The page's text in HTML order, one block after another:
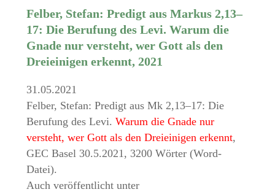
Felber, Stefan: Predigt aus Markus 2,13–
17: Die Berufung des Levi. Warum die
Gnade nur versteht, wer Gott als den
Dreieinigen erkennt, 2021
31.05.2021
Felber, Stefan: Predigt aus Mk 2,13–17: Die
Berufung des Levi. Warum die Gnade nur
versteht, wer Gott als den Dreieinigen erkennt,
GEC Basel 30.5.2021, 3200 Wörter (Word-
Datei).
Auch veröffentlicht unter